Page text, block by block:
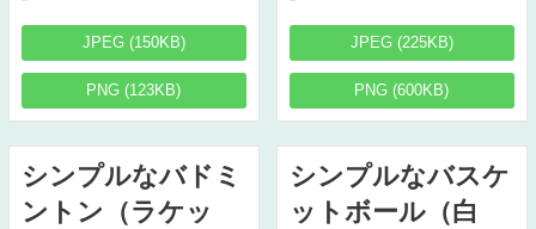
JPEG (150KB)
PNG (123KB)
JPEG (225KB)
PNG (600KB)
シンプルなバドミ
ントン（ラケッ
シンプルなバスケ
ットボール（白